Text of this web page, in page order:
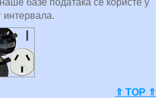
интервала.
⇑ TOP ⇑